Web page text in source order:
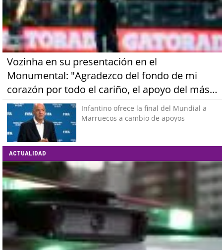
Vozinha en su presentación en el
Monumental: "Agradezco del fondo de mi
corazón por todo el cariño, el apoyo del más
grande de Chile"Infantino ofrece la final del Mundial a
Marruecos a cambio de apoyos
ACTUALIDAD